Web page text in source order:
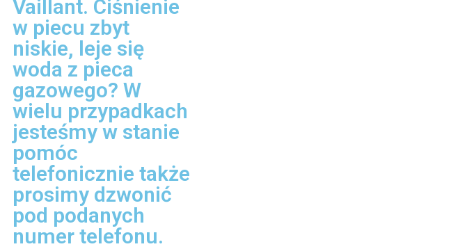
Vaillant. Ciśnienie
w piecu zbyt
niskie, leje się
woda z pieca
gazowego? W
wielu przypadkach
jesteśmy w stanie
pomóc
telefonicznie także
prosimy dzwonić
pod podanych
numer telefonu.